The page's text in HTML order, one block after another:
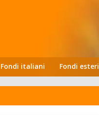
Fondi italiani Fondi esteri